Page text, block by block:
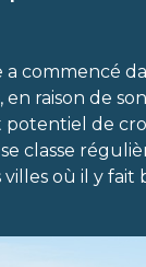
a commencé
en raison de
de
classe
villes où il y fait